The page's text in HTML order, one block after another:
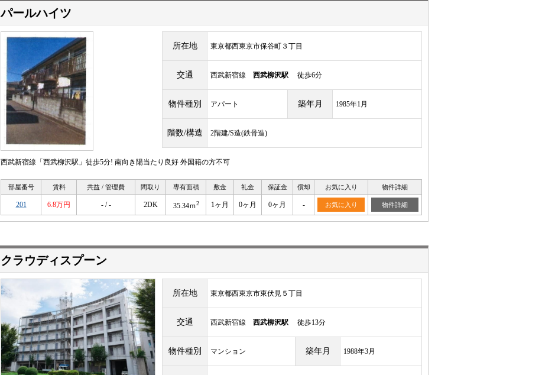
パールハイツ
所在地 東京都西東京市保谷町３丁目
交通 西武新宿線 西武柳沢駅 徒歩6分
物件種別 アパート 築年月 1985年1月
階数/構造 2階建/S造(鉄骨造)
西武新宿線「西武柳沢駅」徒歩5分! 南向き陽当たり良好 外国籍の方不可
部屋番号 賃料 共益 / 管理費 間取り 専有面積 敷金 礼金 保証金 償却 お気に入り 物件詳細
201 6.8万円 - / - 2DK 35.34ｍ2 1ヶ月 0ヶ月 0ヶ月 - お気に入り 物件詳細
クラウディスプーン
所在地 東京都西東京市東伏見５丁目
交通 西武新宿線 西武柳沢駅 徒歩13分
物件種別 マンション 築年月 1988年3月